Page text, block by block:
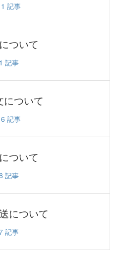
記事
ついて
1 記事
について
記事
ついて
記事
について
記事